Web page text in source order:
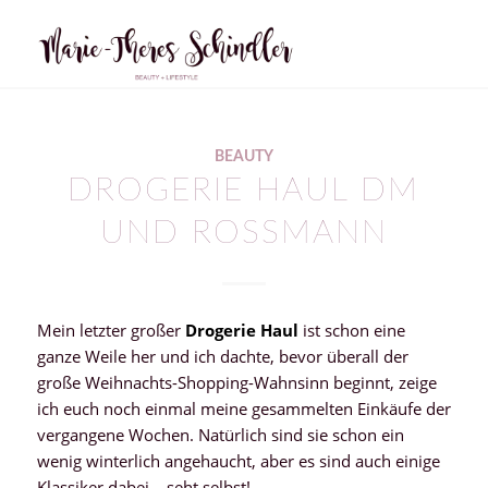
BEAUTY
DROGERIE HAUL DM
UND ROSSMANN
Mein letzter großer Drogerie Haul ist schon eine
ganze Weile her und ich dachte, bevor überall der
große Weihnachts-Shopping-Wahnsinn beginnt, zeige
ich euch noch einmal meine gesammelten Einkäufe der
vergangene Wochen. Natürlich sind sie schon ein
wenig winterlich angehaucht, aber es sind auch einige